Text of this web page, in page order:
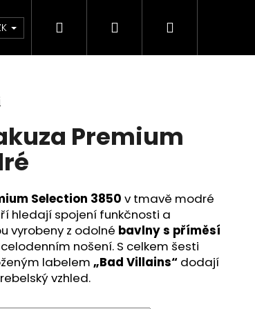
Velkoobchod Obchodní
Hledat PřihlášeníNákupní
Premium
Selection 3850 v tmavě modré
hledají spojení funkčnosti a
vyrobeny z odolné bavlny s příměsí
nošení. S celkem šesti
labelem „Bad Villains“ dodají
vzhled.